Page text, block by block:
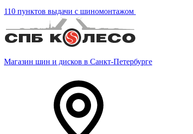
110 пунктов выдачи с шиномонтажом
Магазин шин и дисков в Санкт-Петербурге